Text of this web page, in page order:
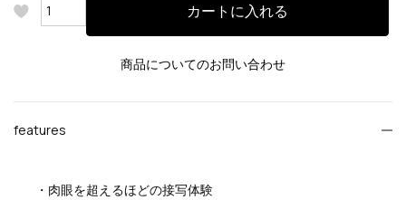
カートに入れる
商品についてのお問い合わせ
features
・肉眼を超えるほどの接写体験